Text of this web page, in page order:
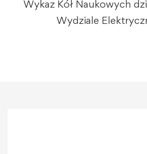
Wykaz Kół Naukowych
Wydziale